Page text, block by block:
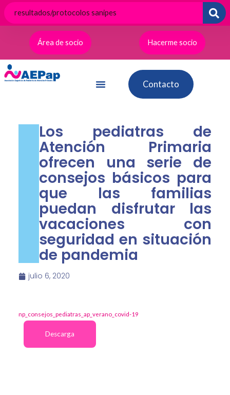
contenido
Área de socio
Hacerme socio
Contacto
Los pediatras de
Atención Primaria
ofrecen una serie de
consejos básicos para
que las familias
puedan disfrutar las
vacaciones con
seguridad en situación
de pandemia
julio 6, 2020
np_consejos_pediatras_ap_verano_covid-19
Descarga